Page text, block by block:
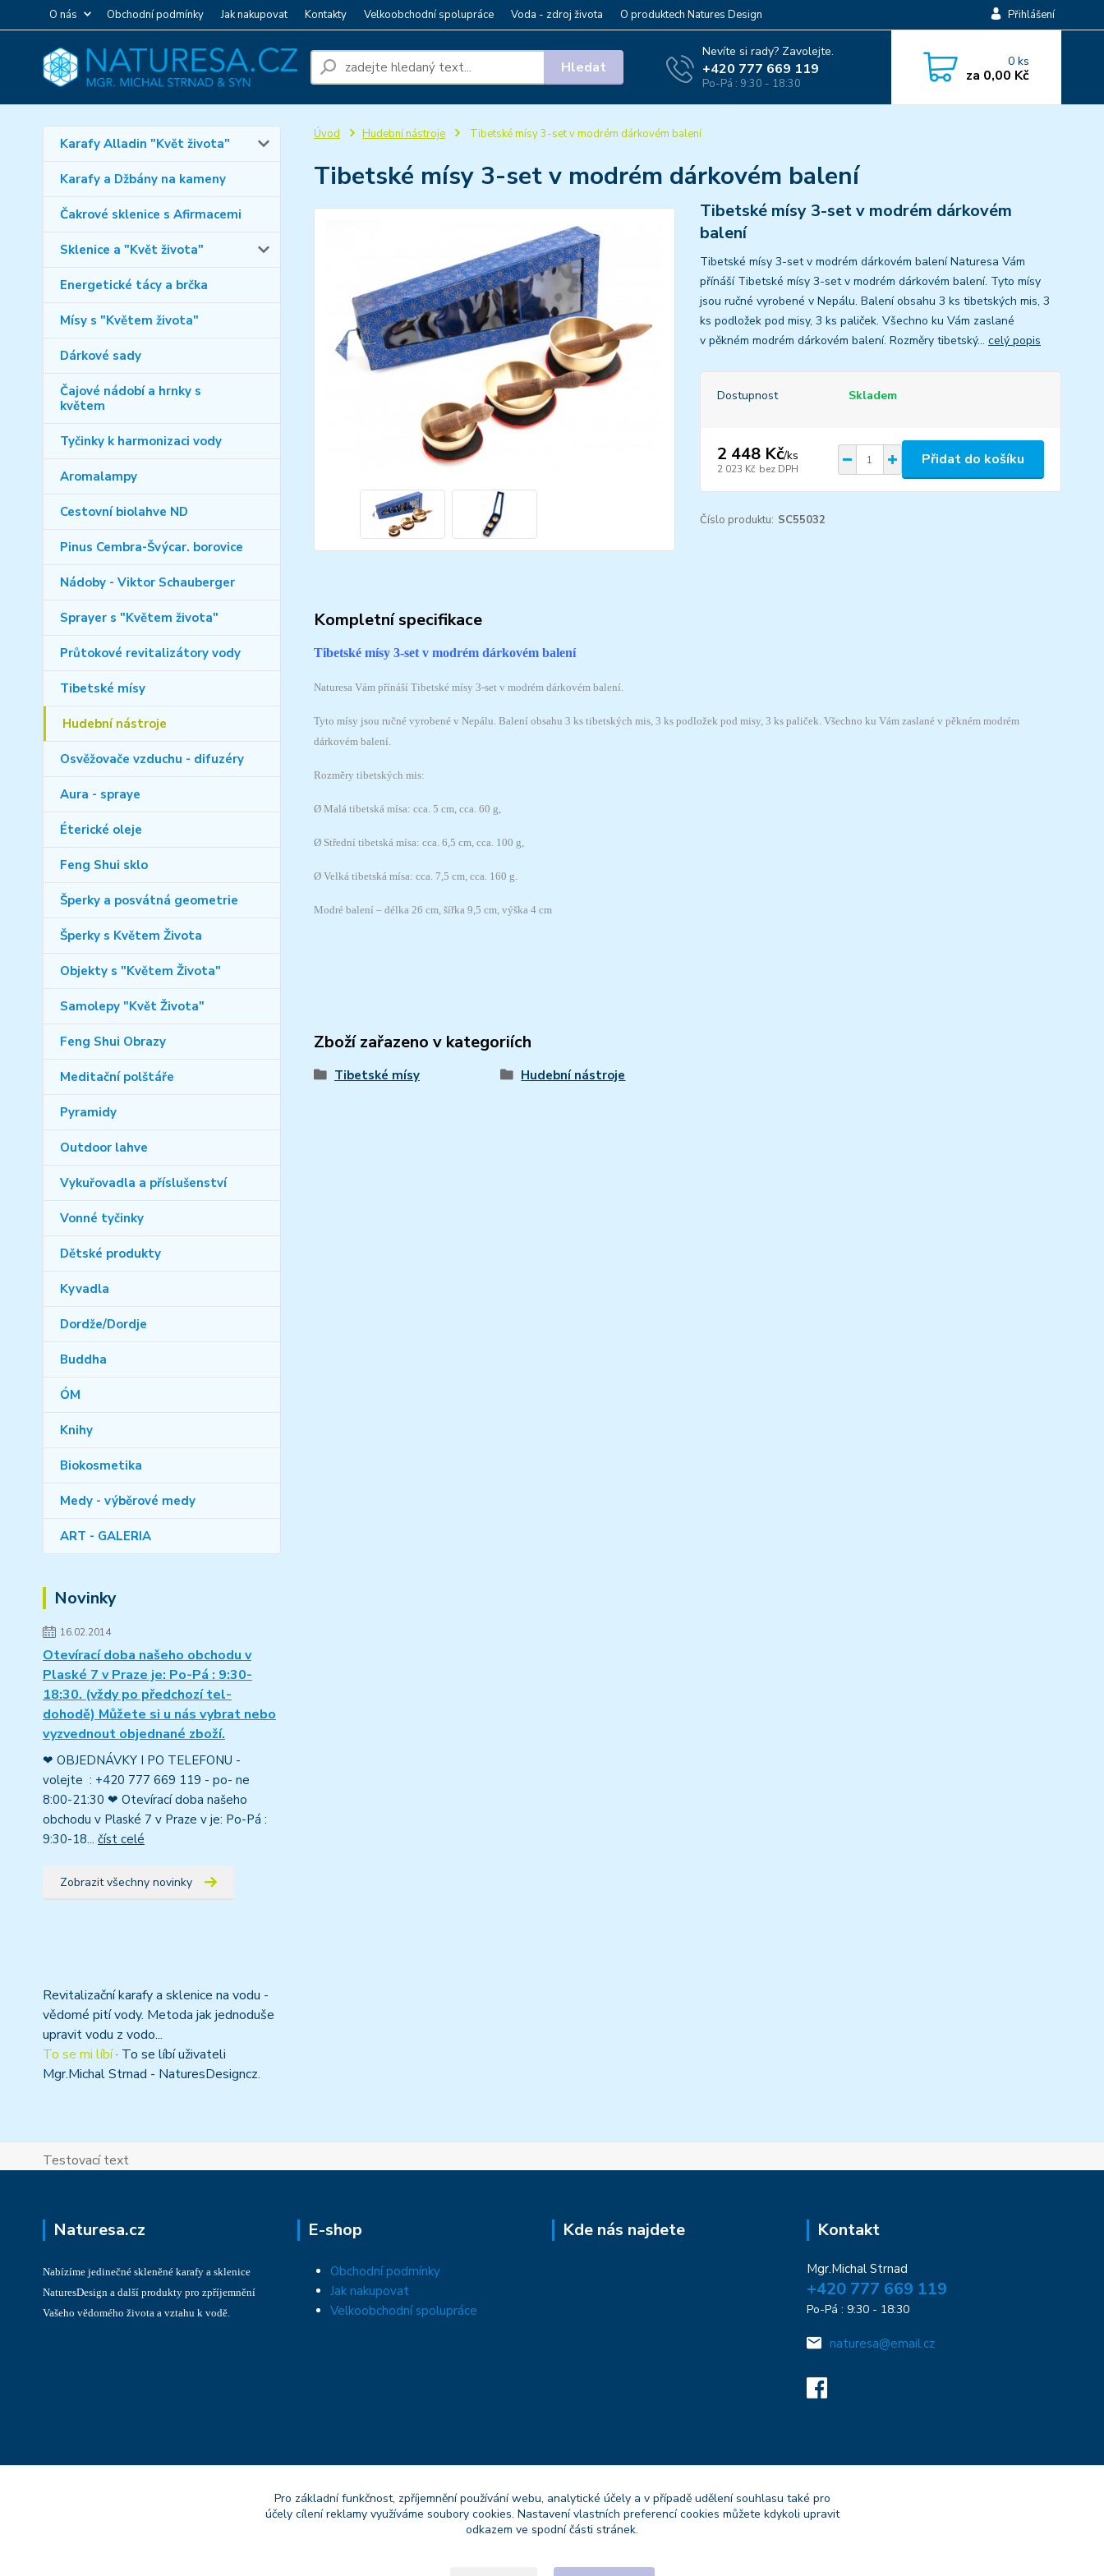
O nás Obchodní podmínky Jak nakupovat Kontakty Velkoobchodní spolupráce Voda - zdroj života O produktech Natures Design Přihlášení
Hledat
Nevíte si rady? Zavolejte.
+420 777 669 119
Po-Pá : 9:30 - 18:30
0ks
za 0,00 Kč
Karafy Alladin "Květ života"
Karafy a Džbány na kameny
Čakrové sklenice s Afirmacemi
Sklenice a "Květ života"
Energetické tácy a brčka
Mísy s "Květem života"
Dárkové sady
Čajové nádobí a hrnky s
květem
Tyčinky k harmonizaci vody
Aromalampy
Cestovní biolahve ND
Pinus Cembra-Švýcar. borovice
Nádoby - Viktor Schauberger
Sprayer s "Květem života"
Průtokové revitalizátory vody
Tibetské mísy
Hudební nástroje
Osvěžovače vzduchu - difuzéry
Aura - spraye
Éterické oleje
Feng Shui sklo
Šperky a posvátná geometrie
Šperky s Květem Života
Objekty s "Květem Života"
Samolepy "Květ Života"
Feng Shui Obrazy
Meditační polštáře
Pyramidy
Outdoor lahve
Vykuřovadla a příslušenství
Vonné tyčinky
Dětské produkty
Kyvadla
Dordže/Dordje
Buddha
ÓM
Knihy
Biokosmetika
Medy - výběrové medy
ART - GALERIA
Novinky
16.02.2014
Otevírací doba našeho obchodu v
Plaské 7 v Praze je: Po-Pá : 9:30-
18:30. (vždy po předchozí tel-
dohodě) Můžete si u nás vybrat nebo
vyzvednout objednané zboží.
❤ OBJEDNÁVKY I PO TELEFONU -
volejte : +420 777 669 119 - po- ne
8:00-21:30 ❤ Otevírací doba našeho
obchodu v Plaské 7 v Praze v je: Po-Pá :
9:30-18... číst celé
Zobrazit všechny novinky
Revitalizační karafy a sklenice na vodu -
vědomé pití vody. Metoda jak jednoduše
upravit vodu z vodo...
To se mi líbí· To se líbí uživateli
Mgr.Michal Strnad - NaturesDesigncz.
Úvod Hudební nástroje Tibetské mísy 3-set v modrém dárkovém balení
Tibetské mísy 3-set v modrém dárkovém balení
Tibetské mísy 3-set v modrém dárkovém
balení
Tibetské mísy 3-set v modrém dárkovém balení Naturesa Vám
přínáší Tibetské mísy 3-set v modrém dárkovém balení. Tyto mísy
jsou ručné vyrobené v Nepálu. Balení obsahu 3 ks tibetských mis, 3
ks podložek pod misy, 3 ks paliček. Všechno ku Vám zaslané
v pěkném modrém dárkovém balení. Rozměry tibetský... celý popis
Dostupnost Skladem
2 448 Kč/ks
2 023 Kč bez DPH
Přidat do košíku
Číslo produktu: SC55032
Kompletní specifikace
Tibetské mísy 3-set v modrém dárkovém balení
Naturesa Vám přínáší Tibetské mísy 3-set v modrém dárkovém balení.
Tyto mísy jsou ručné vyrobené v Nepálu. Balení obsahu 3 ks tibetských mis, 3 ks podložek pod misy, 3 ks paliček. Všechno ku Vám zaslané v pěkném modrém
dárkovém balení.
Rozměry tibetských mis:
Ø Malá tibetská mísa: cca. 5 cm, cca. 60 g,
Ø Střední tibetská mísa: cca. 6,5 cm, cca. 100 g,
Ø Velká tibetská mísa: cca. 7,5 cm, cca. 160 g.
Modré balení – délka 26 cm, šířka 9,5 cm, výška 4 cm
Zboží zařazeno v kategoriích
Tibetské mísy Hudební nástroje
Testovací text
Naturesa.cz
Nabízíme jedinečné skleněné karafy a sklenice
NaturesDesign a další produkty pro zpříjemnění
Vašeho vědomého života a vztahu k vodě.
E-shop
Obchodní podmínky
Jak nakupovat
Velkoobchodní spolupráce
Kde nás najdete Kontakt
Mgr.Michal Strnad
+420 777 669 119
Po-Pá : 9:30 - 18:30
naturesa@email.cz
Pro základní funkčnost, zpříjemnění používání webu, analytické účely a v případě udělení souhlasu také pro
účely cílení reklamy využíváme soubory cookies. Nastavení vlastních preferencí cookies můžete kdykoli upravit
odkazem ve spodní části stránek.